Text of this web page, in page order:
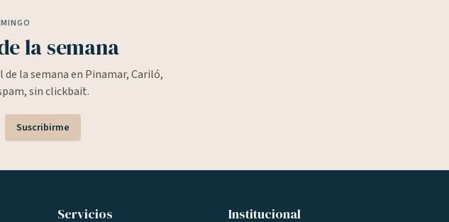
la semana
la semana en Pinamar, Cariló,
sin clickbait.
Suscribirme
Servicios Institucional